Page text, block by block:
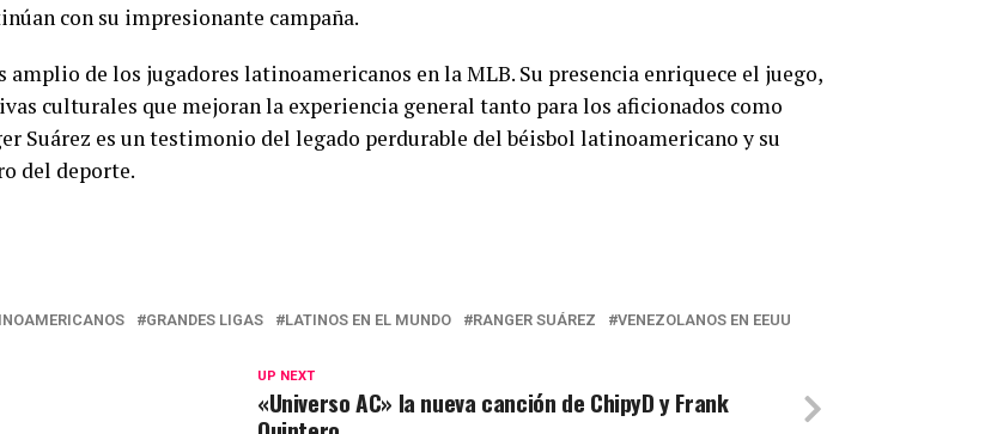
con su impresionante campaña.
de los jugadores latinoamericanos en la MLB. Su presencia enriquece el juego,
culturales que mejoran la experiencia general tanto para los aficionados como
Suárez es un testimonio del legado perdurable del béisbol latinoamericano y su
del deporte.
GRANDES LIGAS LATINOS EN EL MUNDO RANGER SUÁREZ VENEZOLANOS EN EEUU
UP NEXT
«Universo AC» la nueva canción de ChipyD y Frank